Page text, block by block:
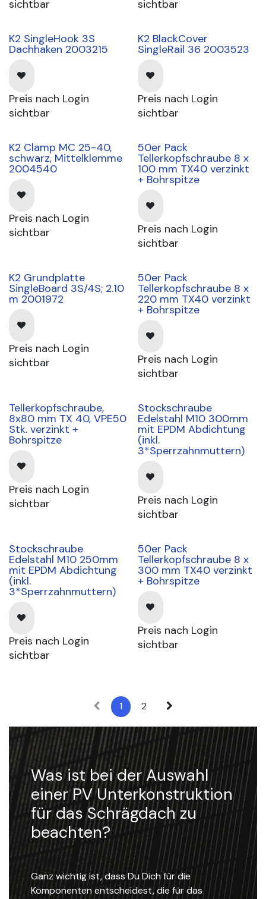
sichtbar
sichtbar
K2 SingleHook 3S
Dachhaken 2003215
Preis nach Login
sichtbar
K2 BlackCover
SingleRail 36 2003523
Preis nach Login
sichtbar
K2 Clamp MC 25-40,
schwarz, Mittelklemme
2004540
Preis nach Login
sichtbar
50er Pack
Tellerkopfschraube 8 x
100 mm TX40 verzinkt
+ Bohrspitze
Preis nach Login
sichtbar
K2 Grundplatte
SingleBoard 3S/4S; 2.10
m 2001972
Preis nach Login
sichtbar
50er Pack
Tellerkopfschraube 8 x
220 mm TX40 verzinkt
+ Bohrspitze
Preis nach Login
sichtbar
Tellerkopfschraube,
8x80 mm TX 40, VPE50
Stk. verzinkt +
Bohrspitze
Preis nach Login
sichtbar
Stockschraube
Edelstahl M10 300mm
mit EPDM Abdichtung
(inkl.
3*Sperrzahnmuttern)
Preis nach Login
sichtbar
Stockschraube
Edelstahl M10 250mm
mit EPDM Abdichtung
(inkl.
3*Sperrzahnmuttern)
Preis nach Login
sichtbar
50er Pack
Tellerkopfschraube 8 x
300 mm TX40 verzinkt
+ Bohrspitze
Preis nach Login
sichtbar
1 2
Was ist bei der Auswahl
einer PV Unterkonstruktion
für das Schrägdach zu
beachten?
Ganz wichtig ist, dass Du Dich für die
Komponenten entscheidest, die für das